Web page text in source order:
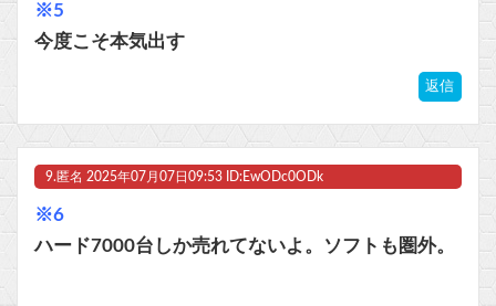
※5
今度こそ本気出す
返信
9. 匿名 2025年07月07日09:53 ID:EwODc0ODk
※6
ハード7000台しか売れてないよ。ソフトも圏外。